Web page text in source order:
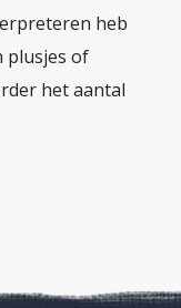
heb
plusjes of
het aantal